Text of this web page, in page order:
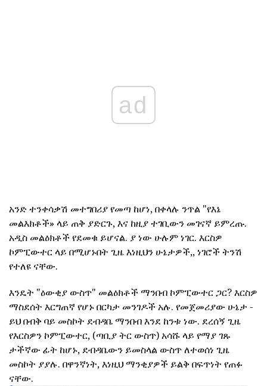
ad
አንድ ተንቀሳቃሽ መተግበሪያ የመጣ ከሆነ, በቀላሉ ንጥል "የእኔ
መልእክቶች» ላይ ጠቅ ያድርጉ, እና ከዚያ ተገቢውን መገናኛ ይምረጡ.
አዲስ መልዕክቶች የደመቁ ይሆናል. ያ ነው ሁሉም ነገር. እርስዎ
ኮምፒውተር ላይ በሚሆኑበት ጊዜ እነዚህን ሁኔታዎች,, ነገሮች ትንሽ
የተለዩ ናቸው.
እንዴት "ዕውቂያ ውስጥ" መልዕክቶች ማንበብ ኮምፒውተር ጋር? እርስዎ
ማስደሰት እርግጠኛ የሆኑ በርካታ መንገዶች አሉ. የመጀመሪያው ሁኔታ -
ይህ በብቅ ባይ መስኮት ደብዳቤ ማንበብ እንደ ከንቱ ነው. ደረሰኝ ጊዜ
የእርስዎን ኮምፒውተር, (ጣቢያ ትር ውስጥ) አሳሹ ላይ የማያ ገጹ
ታችኛው ፊት ከሆኑ, ደብዳቤውን ይመስላል ውስጥ ለተወሰነ ጊዜ
መስኮት ያያሉ. በዋንኛነት, እነዚህ ማንቂያዎች ይልቅ በፍጥነት የጠፉ
ናቸው.